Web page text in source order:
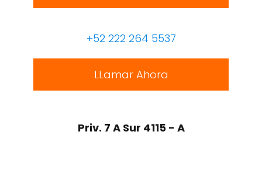
+52 222 264 5537
LLamar Ahora
Priv. 7 A Sur 4115 - A